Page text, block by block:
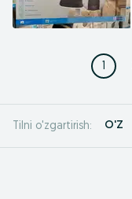
1
Tilni o'zgartirish: O'Z